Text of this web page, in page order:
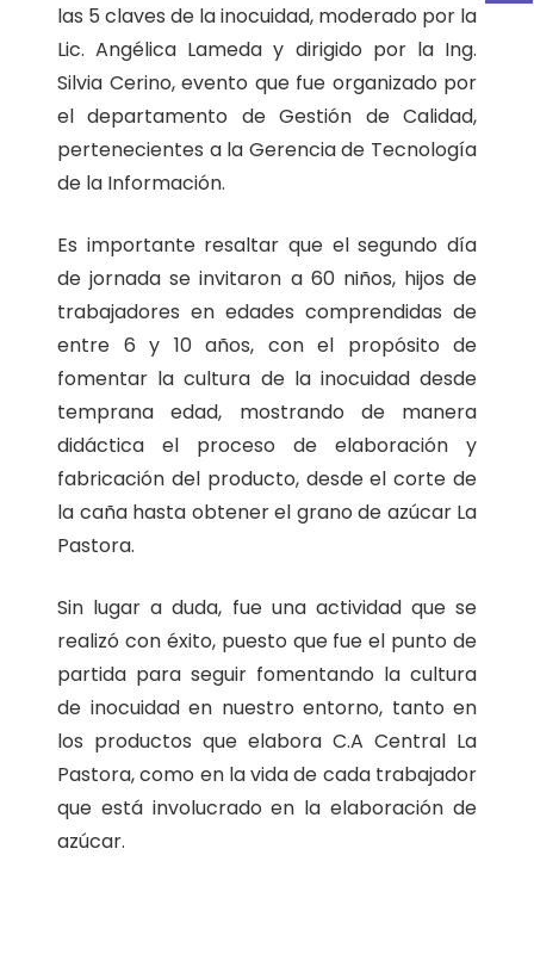
las 5 claves de la inocuidad, moderado por la
Lic. Angélica Lameda y dirigido por la Ing.
Silvia Cerino, evento que fue organizado por
el departamento de Gestión de Calidad,
pertenecientes a la Gerencia de Tecnología
de la Información.
Es importante resaltar que el segundo día
de jornada se invitaron a 60 niños, hijos de
trabajadores en edades comprendidas de
entre 6 y 10 años, con el propósito de
fomentar la cultura de la inocuidad desde
temprana edad, mostrando de manera
didáctica el proceso de elaboración y
fabricación del producto, desde el corte de
la caña hasta obtener el grano de azúcar La
Pastora.
Sin lugar a duda, fue una actividad que se
realizó con éxito, puesto que fue el punto de
partida para seguir fomentando la cultura
de inocuidad en nuestro entorno, tanto en
los productos que elabora C.A Central La
Pastora, como en la vida de cada trabajador
que está involucrado en la elaboración de
azúcar.